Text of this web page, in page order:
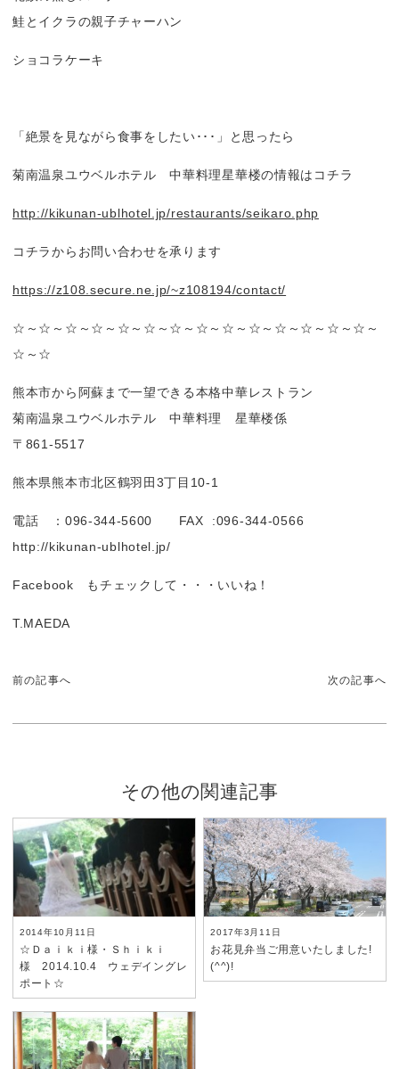
鮭とイクラの親子チャーハン
ショコラケーキ
「絶景を見ながら食事をしたい･･･」と思ったら
菊南温泉ユウベルホテル 中華料理星華楼の情報はコチラ
http://kikunan-ublhotel.jp/restaurants/seikaro.php
コチラからお問い合わせを承ります
https://z108.secure.ne.jp/~z108194/contact/
☆～☆～☆～☆～☆～☆～☆～☆～☆～☆～☆～☆～☆～☆～
☆～☆
熊本市から阿蘇まで一望できる本格中華レストラン
菊南温泉ユウベルホテル 中華料理 星華楼係
〒861-5517
熊本県熊本市北区鶴羽田3丁目10-1
電話 ：096-344-5600 FAX :096-344-0566
http://kikunan-ublhotel.jp/
Facebook もチェックして・・・いいね！
T.MAEDA
前の記事へ 次の記事へ
その他の関連記事
2014年10月11日
☆Ｄａｉｋｉ様・Ｓｈｉｋｉ
様 2014.10.4 ウェデイングレ
ポート☆
2017年3月11日
お花見弁当ご用意いたしました!
(^^)!